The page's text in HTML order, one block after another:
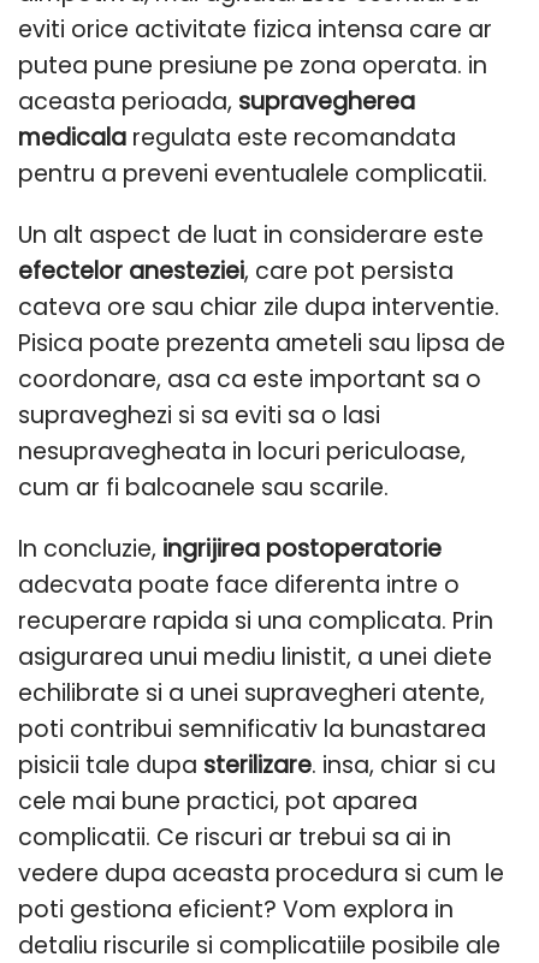
eviti orice activitate fizica intensa care ar
putea pune presiune pe zona operata. in
aceasta perioada, supravegherea
medicala regulata este recomandata
pentru a preveni eventualele complicatii.
Un alt aspect de luat in considerare este
efectelor anesteziei, care pot persista
cateva ore sau chiar zile dupa interventie.
Pisica poate prezenta ameteli sau lipsa de
coordonare, asa ca este important sa o
supraveghezi si sa eviti sa o lasi
nesupravegheata in locuri periculoase,
cum ar fi balcoanele sau scarile.
In concluzie, ingrijirea postoperatorie
adecvata poate face diferenta intre o
recuperare rapida si una complicata. Prin
asigurarea unui mediu linistit, a unei diete
echilibrate si a unei supravegheri atente,
poti contribui semnificativ la bunastarea
pisicii tale dupa sterilizare. insa, chiar si cu
cele mai bune practici, pot aparea
complicatii. Ce riscuri ar trebui sa ai in
vedere dupa aceasta procedura si cum le
poti gestiona eficient? Vom explora in
detaliu riscurile si complicatiile posibile ale